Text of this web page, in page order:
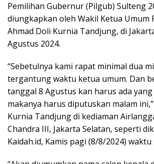
Pemilihan Gubernur (Pilgub) Sulteng
diungkapkan oleh Wakil Ketua Umum
Ahmad Doli Kurnia Tandjung, di
Agustus 2024.
“Sebetulnya kami rapat minimal dua
tergantung waktu ketua umum. Dan
tanggal 8 Agustus kan harus ada
makanya harus diputuskan malam
Kurnia Tandjung di kediaman
Chandra III, Jakarta Selatan, seperti
Kaidah.id, Kamis pagi (8/8/2024)